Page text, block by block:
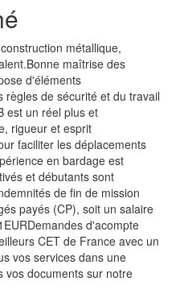
métallique,
maîtrise des
d'éléments
règles de sécurité et du travail
est un réel plus et
rigueur et esprit
faciliter les déplacements
en bardage est
et débutants sont
de fin de mission
payés (CP), soit un salaire
d'acompte
CET de France avec un
vos services dans une
vos documents sur notre